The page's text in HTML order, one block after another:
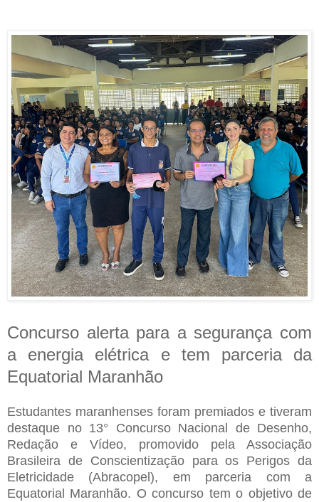
Concurso alerta para a segurança com
a energia elétrica e tem parceria da
Equatorial Maranhão
Estudantes maranhenses foram premiados e tiveram
destaque no 13° Concurso Nacional de Desenho,
Redação e Vídeo, promovido pela Associação
Brasileira de Conscientização para os Perigos da
Eletricidade (Abracopel), em parceria com a
Equatorial Maranhão. O concurso tem o objetivo de